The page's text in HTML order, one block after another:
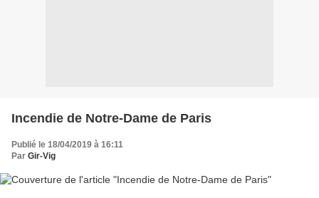
Incendie de Notre-Dame de Paris
Publié le 18/04/2019 à 16:11
Par Gir-Vig